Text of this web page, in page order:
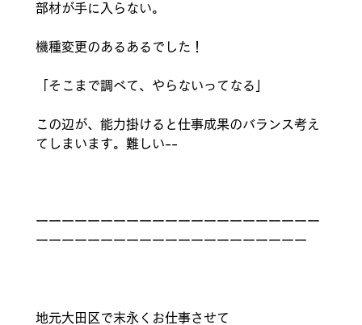
部材が手に入らない。
機種変更のあるあるでした！
「そこまで調べて、やらないってなる」
この辺が、能力掛けると仕事成果のバランス考え
てしまいます。難しい--
ーーーーーーーーーーーーーーーーーーーーーー
ーーーーーーーーーーーーーーーーーーーーー
地元大田区で末永くお仕事させて